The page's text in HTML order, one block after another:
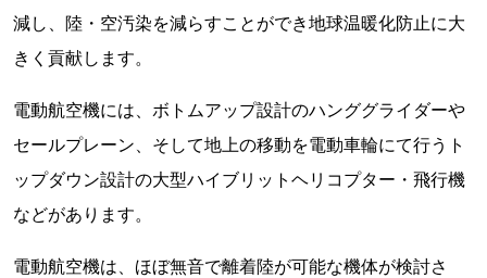
減し、陸・空汚染を減らすことができ地球温暖化防止に大
きく貢献します。
電動航空機には、ボトムアップ設計のハンググライダーや
セールプレーン、そして地上の移動を電動車輪にて行うト
ップダウン設計の大型ハイブリットヘリコプター・飛行機
などがあります。
電動航空機は、ほぼ無音で離着陸が可能な機体が検討さ